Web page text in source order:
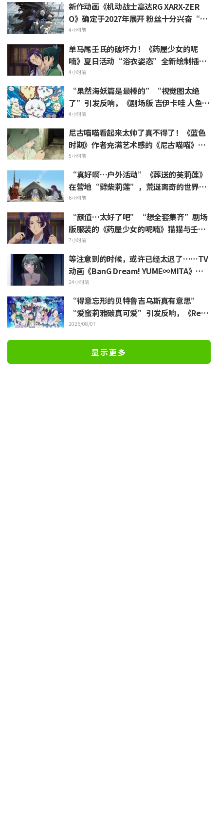
新作动画《机动战士高达RG XARX-ZER
O》确定于2027年展开 粉丝十分兴奋“斗
篷加上野兽般的胳膊！！”“主角机相当
帅气”
4小时前
单马尾壬氏的破坏力！《药屋少女的呢
喃》夏日活动“浴衣姿态”全新绘制插画
引发“心脏真的遭不住了”“建议留作壁
画”的反响
4小时前
“果然海妖篇是最棒的”“视觉图太绝
了”引发反响，《剧场版 吉伊卡哇 人鱼岛
的秘密》今日7月24日上映
4小时前
尼古喵喵看起来太帅了真不得了！《蓝色
时期》作者充满艺术感的《尼古喵喵》插
画被赞“说不定真能在艺大见到”
5小时前
“真好啊…户外活动”《葬送的芙莉莲》
在营地“劈柴莉莲”，荒诞离奇的世界观
引发“每天都很充实呢”的反响
6小时前
“颜值…太好了吧”“想全套集齐”剧场
版服装的《药屋少女的呢喃》猫猫与壬氏
精细手办立体化
7小时前
等注意到的时候，或许已经太迟了……TV
动画《BanG Dream! YUME∞MITA》第8
集剧照与梗概公开
24小时前
“得意忘形的贝特鲁吉乌斯真有意思”
“爱蜜莉雅碳真可爱”引发反响，《ReZe
ro》动画10周年纪念活动视觉图解禁
2026/08/07
显示更多